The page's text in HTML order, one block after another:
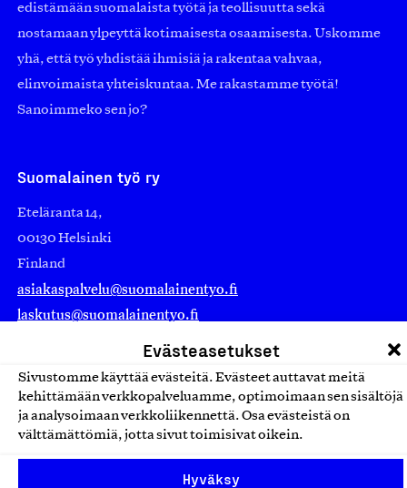
Evästeasetukset
Sivustomme käyttää evästeitä. Evästeet auttavat meitä
kehittämään verkkopalveluamme, optimoimaan sen sisältöjä
ja analysoimaan verkkoliikennettä. Osa evästeistä on
välttämättömiä, jotta sivut toimisivat oikein.
Hyväksy
edistämään suomalaista työtä ja teollisuutta sekä
nostamaan ylpeyttä kotimaisesta osaamisesta. Uskomme
yhä, että työ yhdistää ihmisiä ja rakentaa vahvaa,
elinvoimaista yhteiskuntaa. Me rakastamme työtä!
Sanoimmeko sen jo?
Suomalainen työ ry
Eteläranta 14,
00130 Helsinki
Finland
asiakaspalvelu@suomalainentyo.fi
laskutus@suomalainentyo.fi
Avainlippu